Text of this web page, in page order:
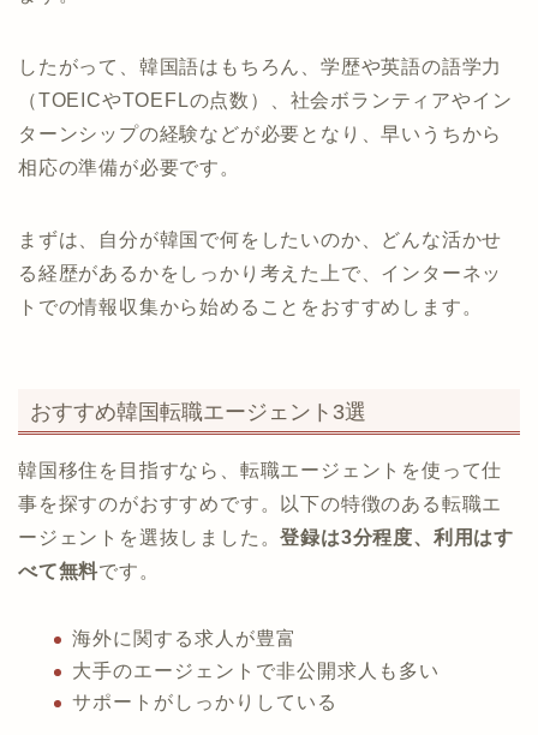
したがって、韓国語はもちろん、学歴や英語の語学力
（TOEICやTOEFLの点数）、社会ボランティアやイン
ターンシップの経験などが必要となり、早いうちから
相応の準備が必要です。
まずは、自分が韓国で何をしたいのか、どんな活かせ
る経歴があるかをしっかり考えた上で、インターネッ
トでの情報収集から始めることをおすすめします。
おすすめ韓国転職エージェント3選
韓国移住を目指すなら、転職エージェントを使って仕
事を探すのがおすすめです。以下の特徴のある転職エ
ージェントを選抜しました。登録は3分程度、利用はす
べて無料です。
海外に関する求人が豊富
大手のエージェントで非公開求人も多い
サポートがしっかりしている